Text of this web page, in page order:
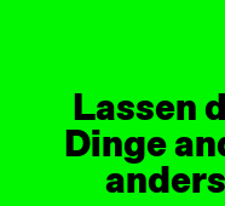
Lassen
Dinge